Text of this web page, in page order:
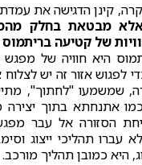
קינן הדגישה את
אלא מבטאת בחלק
של קטיעה
היא חוויה של
לפגוש אזור זה יש
שמשמעו "לחתוך",
אתנחתא בתוך יצירה
הסזורה אל עבר
עברו תהליכי ייצוג
היא כמובן תהליך מורכב.